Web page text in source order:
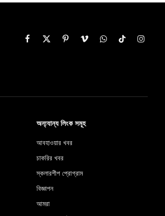
Facebook
X
PinterestVimeoWhatsAppTikTok
অন্য্যান্য লিংক সমূহ
আবহাওয়ার খবর
চাকরির খবর
স্কলারশীপ প্রোগ্রাম
বিজ্ঞাপন
আমরা